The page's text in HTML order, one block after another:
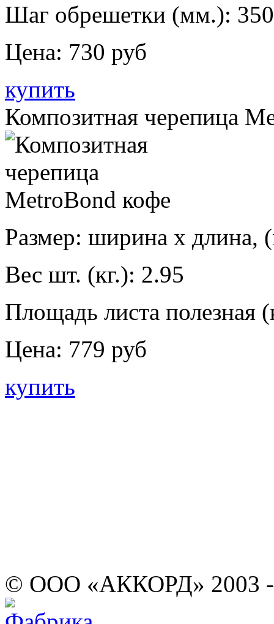
Шаг обрешетки (мм.): 350
Цена: 730 руб
купить
Композитная черепица
Размер: ширина х длина,
Вес шт. (кг.): 2.95
Площадь листа полезная
Цена: 779 руб
купить
© ООО «АККОРД» 2003 -